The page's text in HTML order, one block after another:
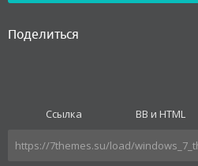
Поделиться
Ссылка BB и HTML